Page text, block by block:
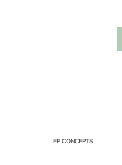
FP CONCEPTS